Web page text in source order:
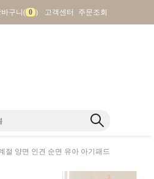
바구니( 0 ) 고객센터 주문조회
절 양면 인견 순면 유아 아기패드